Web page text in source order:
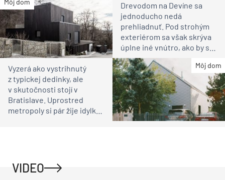
Môj dom
Drevodom na Devíne sa
jednoducho nedá
prehliadnuť. Pod strohým
exteriérom sa však skrýva
úplne iné vnútro, ako by ste
čakali
Môj dom
Vyzerá ako vystrihnutý
z typickej dedinky, ale
v skutočnosti stojí v
Bratislave. Uprostred
metropoly si pár žije idylku
VIDEO